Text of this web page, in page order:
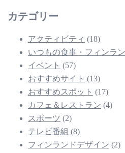
カテゴリー
アクティビティ (18)
いつもの食事・フィンラ
イベント (57)
おすすめサイト (13)
おすすめスポット (17)
カフェ＆レストラン (4)
スポーツ (2)
テレビ番組 (8)
フィンランドデザイン (2)